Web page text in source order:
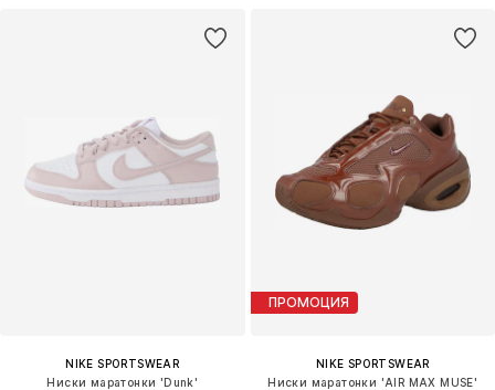
NIKE SPORTSWEAR
Ниски маратонки 'Dunk'
ПРОМОЦИЯ
NIKE SPORTSWEAR
Ниски маратонки 'AIR MAX MUSE'